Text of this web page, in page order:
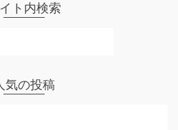
ト内検索
気の投稿